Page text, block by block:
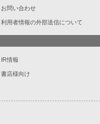
お問い合わせ
利用者情報の外部送信について
IR情報
書店様向け